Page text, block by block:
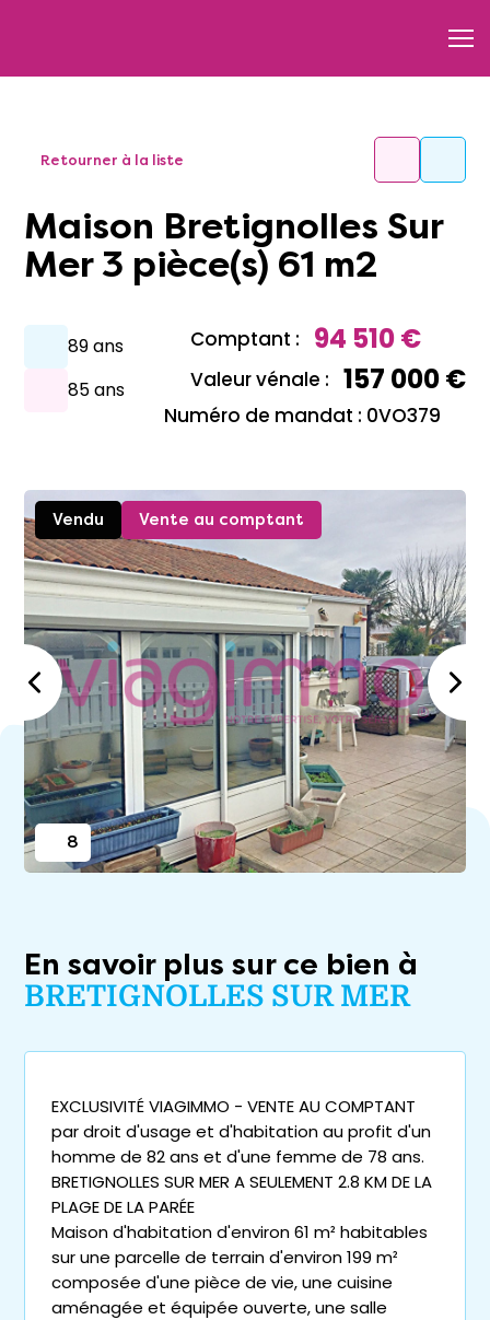
Retourner à la liste
Maison Bretignolles Sur
Mer 3 pièce(s) 61 m2
89 ans
85 ans
Comptant : 94 510 €
Valeur vénale : 157 000 €
Numéro de mandat : 0VO379
Vendu Vente au comptant
8
En savoir plus sur ce bien à
BRETIGNOLLES SUR MER
EXCLUSIVITÉ VIAGIMMO - VENTE AU COMPTANT
par droit d'usage et d'habitation au profit d'un
homme de 82 ans et d'une femme de 78 ans.
BRETIGNOLLES SUR MER A SEULEMENT 2.8 KM DE LA
PLAGE DE LA PARÉE
Maison d'habitation d'environ 61 m² habitables
sur une parcelle de terrain d'environ 199 m²
composée d'une pièce de vie, une cuisine
aménagée et équipée ouverte, une salle